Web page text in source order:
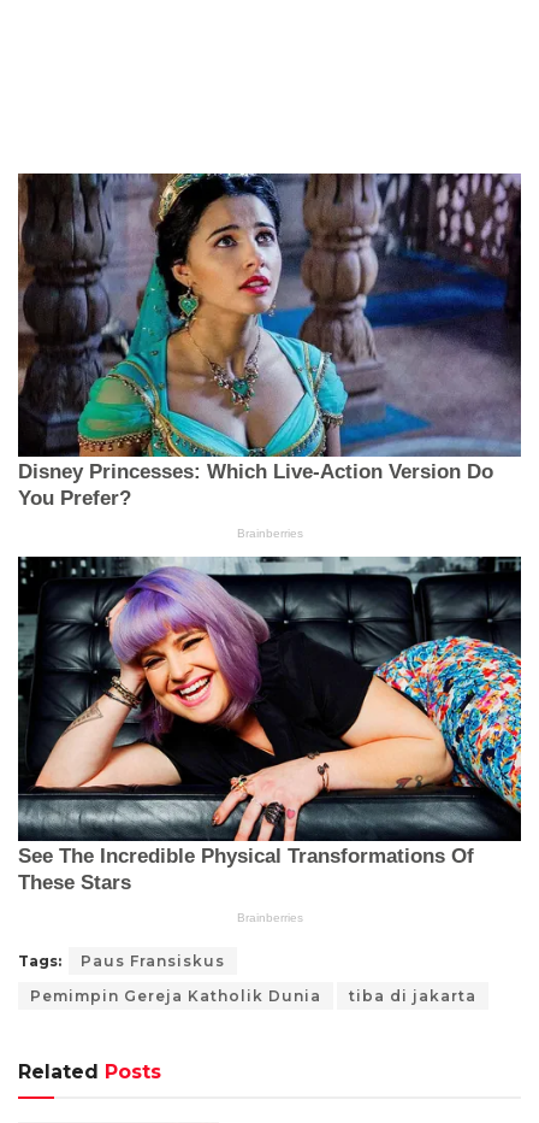
Tags:
Paus Fransiskus
Pemimpin Gereja Katholik Dunia
tiba di jakarta
Related Posts